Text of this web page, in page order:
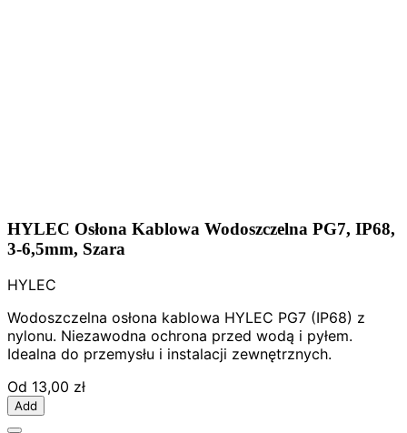
HYLEC Osłona Kablowa Wodoszczelna PG7, IP68,
3-6,5mm, Szara
HYLEC
Wodoszczelna osłona kablowa HYLEC PG7 (IP68) z
nylonu. Niezawodna ochrona przed wodą i pyłem.
Idealna do przemysłu i instalacji zewnętrznych.
Od 13,00 zł
Add